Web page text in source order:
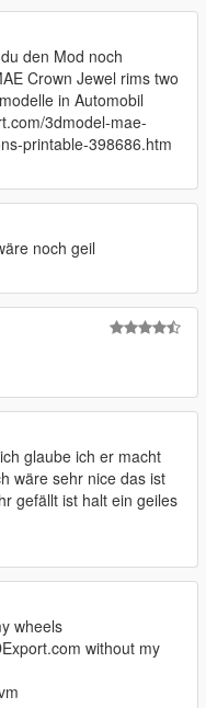
den Mod noch
Crown Jewel rims two
in Automobil
3dmodel-mae-
printable-398686.htm
noch geil
glaube ich er macht
wäre sehr nice das ist
gefällt ist halt ein geiles
wheels
without my